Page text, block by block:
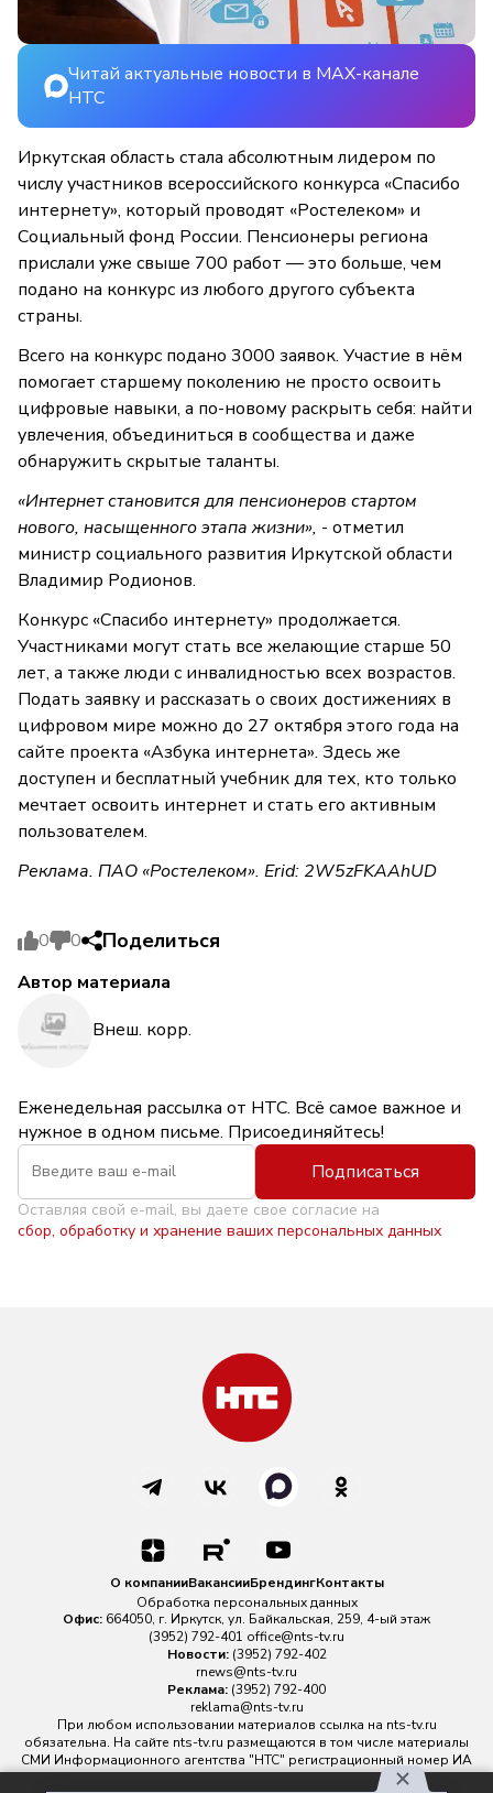
Читай актуальные новости в MAX-канале
НТС
Иркутская область стала абсолютным лидером по
числу участников всероссийского конкурса «Спасибо
интернету», который проводят «Ростелеком» и
Социальный фонд России. Пенсионеры региона
прислали уже свыше 700 работ — это больше, чем
подано на конкурс из любого другого субъекта
страны.
Всего на конкурс подано 3000 заявок. Участие в нём
помогает старшему поколению не просто освоить
цифровые навыки, а по-новому раскрыть себя: найти
увлечения, объединиться в сообщества и даже
обнаружить скрытые таланты.
«Интернет становится для пенсионеров стартом
нового, насыщенного этапа жизни», - отметил
министр социального развития Иркутской области
Владимир Родионов.
Конкурс «Спасибо интернету» продолжается.
Участниками могут стать все желающие старше 50
лет, а также люди с инвалидностью всех возрастов.
Подать заявку и рассказать о своих достижениях в
цифровом мире можно до 27 октября этого года на
сайте проекта «Азбука интернета». Здесь же
доступен и бесплатный учебник для тех, кто только
мечтает освоить интернет и стать его активным
пользователем.
Реклама. ПАО «Ростелеком». Erid: 2W5zFKAAhUD
0 0 Поделиться
Автор материала
Внеш. корр.
Еженедельная рассылка от НТС. Всё самое важное и
нужное в одном письме. Присоединяйтесь!
Подписаться
Оставляя свой e-mail, вы даете свое согласие на
сбор, обработку и хранение ваших персональных данных
О компанииВакансииБрендингКонтакты
Обработка персональных данных
Офис: 664050, г. Иркутск, ул. Байкальская, 259, 4-ый этаж
(3952) 792-401 office@nts-tv.ru
Новости: (3952) 792-402
rnews@nts-tv.ru
Реклама: (3952) 792-400
reklama@nts-tv.ru
При любом использовании материалов ссылка на nts-tv.ru
обязательна. На сайте nts-tv.ru размещаются в том числе материалы
СМИ Информационного агентства "НТС" регистрационный номер ИА
№ ФС 77 - 88763 зарегистрировано Федеральной службой по